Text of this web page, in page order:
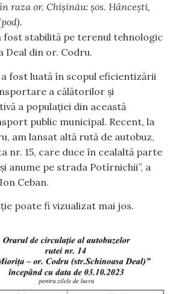
raza or. Chișinău: șos. Hâncești,
fost stabilită pe terenul tehnologic
Deal din or. Codru.
a fost luată în scopul eficientizării
a călătorilor și
a populației din această
public municipal. Recent, la
am lansat altă rută de autobuz,
nr. 15, care duce în cealaltă parte
anume pe strada Potîrnichii”, a
Ceban.
poate fi vizualizat mai jos.